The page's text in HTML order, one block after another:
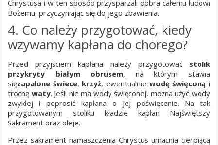
Chrystusa i w ten sposób przysparzali dobra całemu ludowi
Bożemu, przyczyniając się do jego zbawienia.
4. Co należy przygotować, kiedy
wzywamy kapłana do chorego?
Przed przyjściem kapłana należy przygotować stolik
przykryty białym obrusem, na którym stawia
sięzapalone świece, krzyż, ewentualnie wodę święconą i
trochę waty. Jeśli nie ma wody święconej, można użyć wody
zwykłej i poprosić kapłana o jej poświęcenie. Na tak
przygotowanym stoliku kładzie kapłan Najświętszy
Sakrament oraz oleje.
Przez sakrament namaszczenia Chrystus umacnia cierpiącą